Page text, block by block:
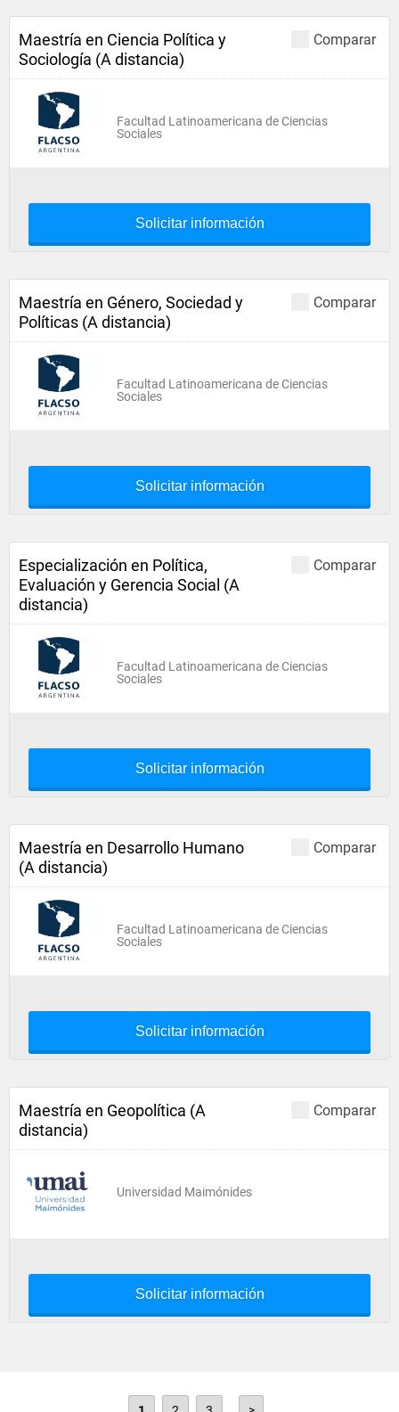
Comparar
Maestría en Ciencia Política y
Sociología (A distancia)
Facultad Latinoamericana de Ciencias
Sociales
Solicitar información
Comparar
Maestría en Género, Sociedad y
Políticas (A distancia)
Facultad Latinoamericana de Ciencias
Sociales
Solicitar información
Comparar
Especialización en Política,
Evaluación y Gerencia Social (A
distancia)
Facultad Latinoamericana de Ciencias
Sociales
Solicitar información
Comparar
Maestría en Desarrollo Humano
(A distancia)
Facultad Latinoamericana de Ciencias
Sociales
Solicitar información
Comparar
Maestría en Geopolítica (A
distancia)
Universidad Maimónides
Solicitar información